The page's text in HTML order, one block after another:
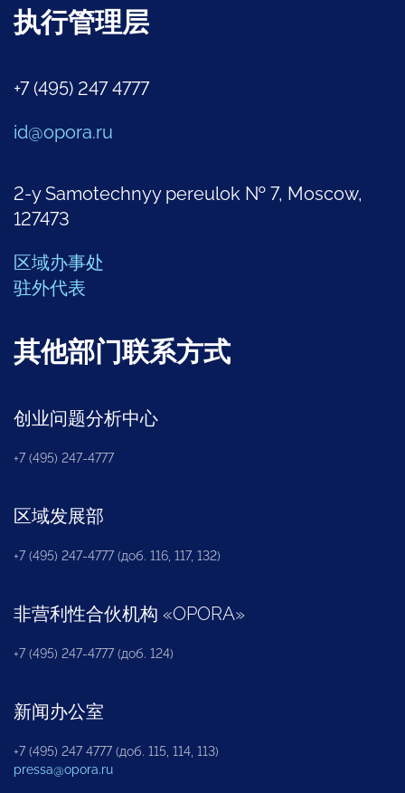
执行管理层
+7 (495) 247 4777
id@opora.ru
2-y Samotechnyy pereulok № 7, Moscow,
127473
区域办事处
驻外代表
其他部门联系方式
创业问题分析中心
+7 (495) 247-4777
区域发展部
+7 (495) 247-4777 (доб. 116, 117, 132)
非营利性合伙机构 «OPORA»
+7 (495) 247-4777 (доб. 124)
新闻办公室
+7 (495) 247 4777 (доб. 115, 114, 113)
pressa@opora.ru